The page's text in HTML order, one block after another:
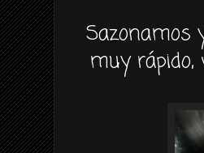
Sazonamos
muy